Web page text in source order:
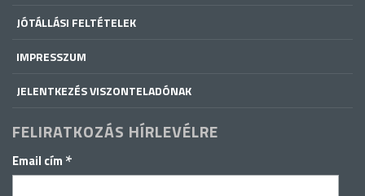
JÓTÁLLÁSI FELTÉTELEK
IMPRESSZUM
JELENTKEZÉS VISZONTELADÓNAK
FELIRATKOZÁS HÍRLEVÉLRE
Email cím *